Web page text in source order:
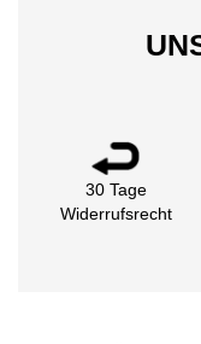
30 Tage
Widerrufsrecht